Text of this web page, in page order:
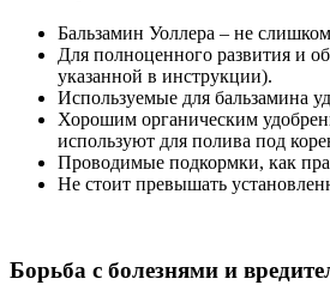
Бальзамин Уоллера – не
Для полноценного развития и
указанной в инструкции).
Используемые для бальзамина
Хорошим органическим
используют для полива под
Проводимые подкормки, как
Не стоит превышать
Борьба с болезнями и